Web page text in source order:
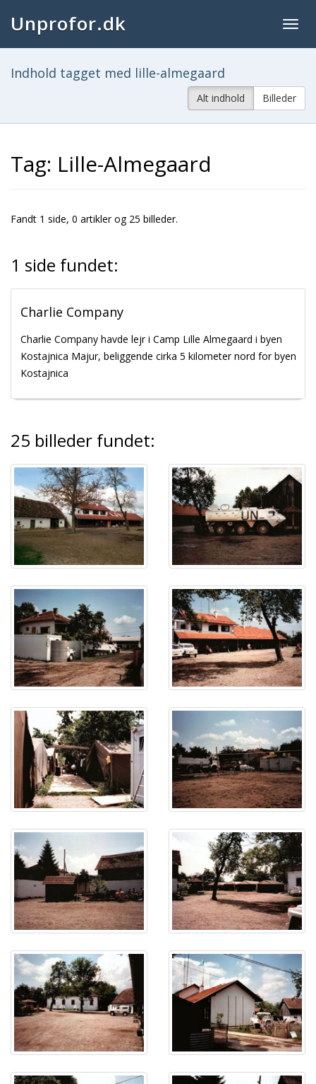
Unprofor.dk
Indhold tagget med lille-almegaard
Alt indhold Billeder
Tag: Lille-Almegaard
Fandt 1 side, 0 artikler og 25 billeder.
1 side fundet:
Charlie Company
Charlie Company havde lejr i Camp Lille Almegaard i byen
Kostajnica Majur, beliggende cirka 5 kilometer nord for byen
Kostajnica
25 billeder fundet: